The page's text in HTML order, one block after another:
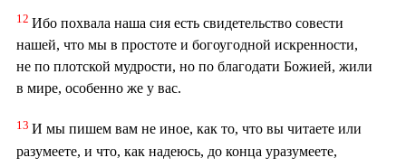
12 Ибо похвала наша сия есть свидетельство совести
нашей, что мы в простоте и богоугодной искренности,
не по плотской мудрости, но по благодати Божией, жили
в мире, особенно же у вас.
13 И мы пишем вам не иное, как то, что вы читаете или
разумеете, и что, как надеюсь, до конца уразумеете,